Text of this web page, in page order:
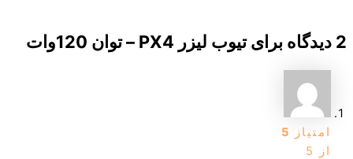
2 دیدگاه برای تیوب لیزر PX4 – توان 120وات
امتیاز
5
از 5